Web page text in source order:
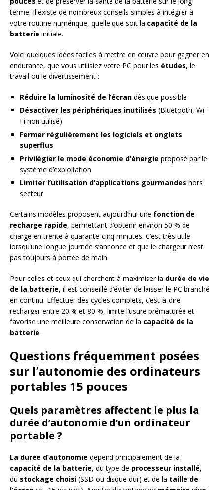
terme. Il existe de nombreux conseils simples à intégrer à
votre routine numérique, quelle que soit la capacité de la
batterie initiale.
Voici quelques idées faciles à mettre en œuvre pour gagner en
endurance, que vous utilisiez votre PC pour les études, le
travail ou le divertissement :
Réduire la luminosité de l’écran dès que possible
Désactiver les périphériques inutilisés (Bluetooth, Wi-
Fi non utilisé)
Fermer régulièrement les logiciels et onglets
superflus
Privilégier le mode économie d’énergie proposé par le
système d’exploitation
Limiter l’utilisation d’applications gourmandes hors
secteur
Certains modèles proposent aujourd’hui une fonction de
recharge rapide, permettant d’obtenir environ 50 % de
charge en trente à quarante-cinq minutes. C’est très utile
lorsqu’une longue journée s’annonce et que le chargeur n’est
pas toujours à portée de main.
Pour celles et ceux qui cherchent à maximiser la durée de vie
de la batterie, il est conseillé d’éviter de laisser le PC branché
en continu. Effectuer des cycles complets, c’est-à-dire
recharger entre 20 % et 80 %, limite l’usure prématurée et
favorise une meilleure conservation de la capacité de la
batterie.
Questions fréquemment posées
sur l’autonomie des ordinateurs
portables 15 pouces
Quels paramètres affectent le plus la
durée d’autonomie d’un ordinateur
portable ?
La durée d’autonomie dépend principalement de la
capacité de la batterie, du type de processeur installé,
du stockage choisi (SSD ou disque dur) et de la taille de